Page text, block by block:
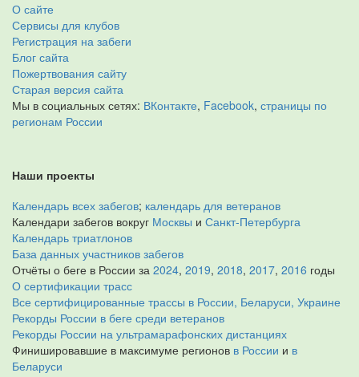
О сайте
Сервисы для клубов
Регистрация на забеги
Блог сайта
Пожертвования сайту
Старая версия сайта
Мы в социальных сетях: ВКонтакте, Facebook, страницы по
регионам России
Наши проекты
Календарь всех забегов; календарь для ветеранов
Календари забегов вокруг Москвы и Санкт-Петербурга
Календарь триатлонов
База данных участников забегов
Отчёты о беге в России за 2024, 2019, 2018, 2017, 2016 годы
О сертификации трасс
Все сертифицированные трассы в России, Беларуси, Украине
Рекорды России в беге среди ветеранов
Рекорды России на ультрамарафонских дистанциях
Финишировавшие в максимуме регионов в России и в
Беларуси